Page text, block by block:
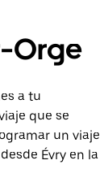
Orge
a tu
que se
un viaje
Évry en la